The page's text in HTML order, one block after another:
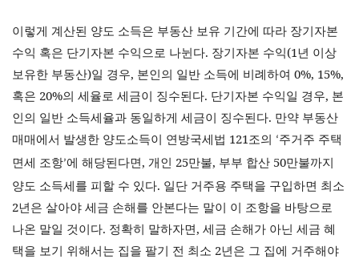
이렇게 계산된 양도 소득은 부동산 보유 기간에 따라 장기자본
수익 혹은 단기자본 수익으로 나뉜다. 장기자본 수익(1년 이상
보유한 부동산)일 경우, 본인의 일반 소득에 비례하여 0%, 15%,
혹은 20%의 세율로 세금이 징수된다. 단기자본 수익일 경우, 본
인의 일반 소득세율과 동일하게 세금이 징수된다. 만약 부동산
매매에서 발생한 양도소득이 연방국세법 121조의 ‘주거주 주택
면세 조항’에 해당된다면, 개인 25만불, 부부 합산 50만불까지
양도 소득세를 피할 수 있다. 일단 거주용 주택을 구입하면 최소
2년은 살아야 세금 손해를 안본다는 말이 이 조항을 바탕으로
나온 말일 것이다. 정확히 말하자면, 세금 손해가 아닌 세금 혜
택을 보기 위해서는 집을 팔기 전 최소 2년은 그 집에 거주해야